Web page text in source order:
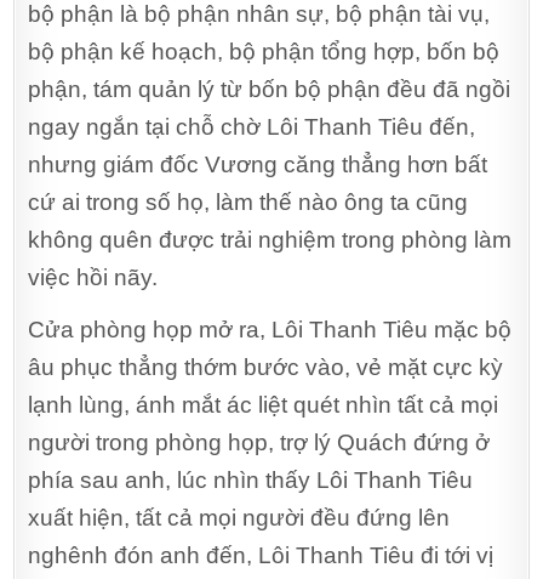
bộ phận là bộ phận nhân sự, bộ phận tài vụ,
bộ phận kế hoạch, bộ phận tổng hợp, bốn bộ
phận, tám quản lý từ bốn bộ phận đều đã ngồi
ngay ngắn tại chỗ chờ Lôi Thanh Tiêu đến,
nhưng giám đốc Vương căng thẳng hơn bất
cứ ai trong số họ, làm thế nào ông ta cũng
không quên được trải nghiệm trong phòng làm
việc hồi nãy.
Cửa phòng họp mở ra, Lôi Thanh Tiêu mặc bộ
âu phục thẳng thớm bước vào, vẻ mặt cực kỳ
lạnh lùng, ánh mắt ác liệt quét nhìn tất cả mọi
người trong phòng họp, trợ lý Quách đứng ở
phía sau anh, lúc nhìn thấy Lôi Thanh Tiêu
xuất hiện, tất cả mọi người đều đứng lên
nghênh đón anh đến, Lôi Thanh Tiêu đi tới vị